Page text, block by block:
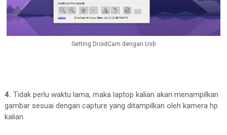
Setting DroidCam dengan Usb
4. Tidak perlu waktu lama, maka laptop kalian akan menampilkan
gambar sesuai dengan capture yang ditampilkan oleh kamera hp
kalian.